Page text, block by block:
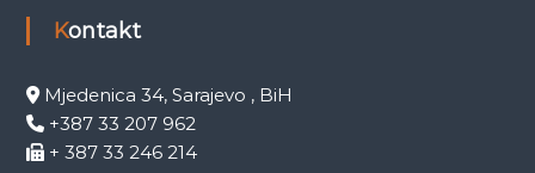
Kontakt
Mjedenica 34, Sarajevo , BiH
+387 33 207 962
+ 387 33 246 214